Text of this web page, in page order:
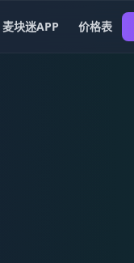
麦块迷APP 价格表